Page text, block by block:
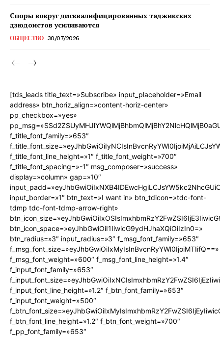
Споры вокруг дисквалифицированных таджикских
дзюдоистов усиливаются
ОБЩЕСТВО 30/07/2026
[tds_leads title_text=»Subscribe» input_placeholder=»Email
address» btn_horiz_align=»content-horiz-center»
pp_checkbox=»yes»
f_title_font_family=»653″
f_title_font_line_height=»1″ f_title_font_weight=»700″
f_title_font_spacing=»-1″ msg_composer=»success»
display=»column» gap=»10″
input_border=»1″ btn_text=»I want in» btn_tdicon=»tdc-font-
tdmp tdc-font-tdmp-arrow-right»
btn_icon_space=»eyJhbGwiOiI1IiwicG9ydHJhaXQiOiIzIn0=»
btn_radius=»3″ input_radius=»3″ f_msg_font_family=»653″
f_msg_font_size=»eyJhbGwiOiIxMyIsInBvcnRyYWl0IjoiMTIifQ==»
f_msg_font_weight=»600″ f_msg_font_line_height=»1.4″
f_input_font_family=»653″
f_input_font_line_height=»1.2″ f_btn_font_family=»653″
f_input_font_weight=»500″
f_btn_font_line_height=»1.2″ f_btn_font_weight=»700″
f_pp_font_family=»653″